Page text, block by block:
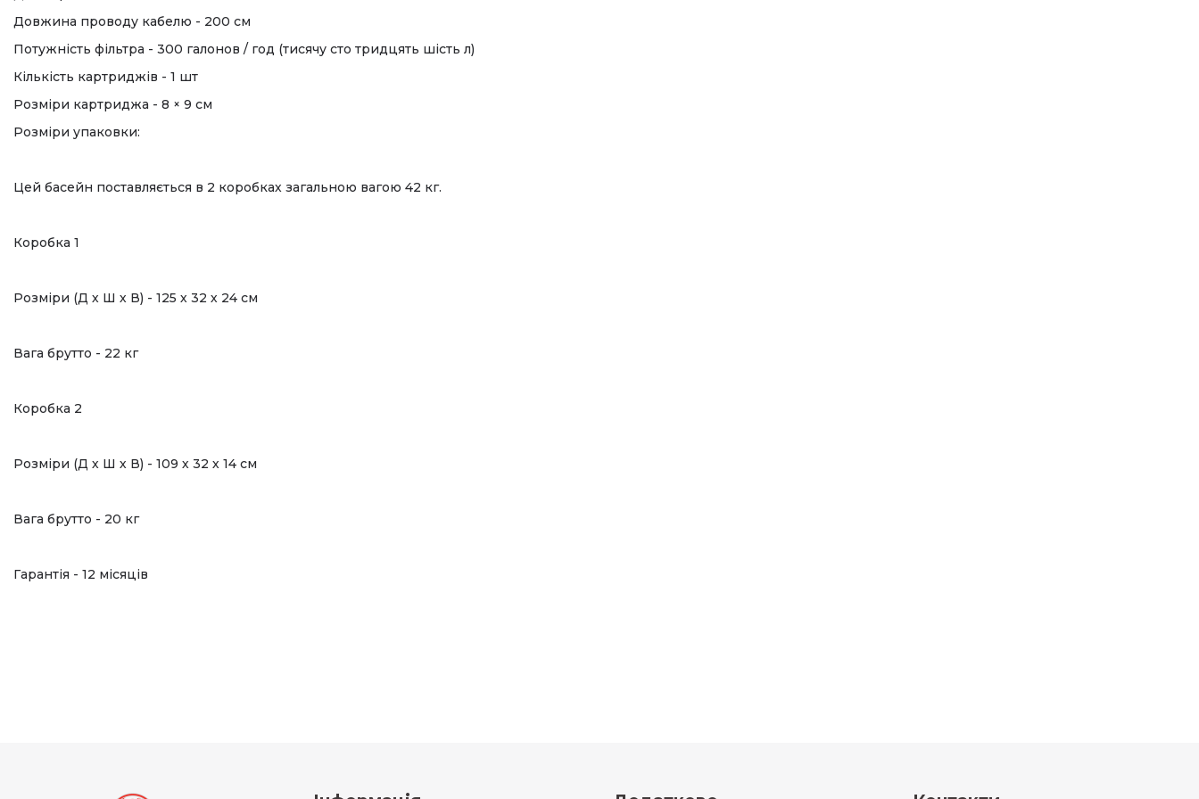
Довжина проводу кабелю - 200 см
Потужність фільтра - 300 галонов / год (тисячу сто тридцять шість л)
Кількість картриджів - 1 шт
Розміри картриджа - 8 × 9 см
Розміри упаковки:
Цей басейн поставляється в 2 коробках загальною вагою 42 кг.
Коробка 1
Розміри (Д х Ш х В) - 125 х 32 х 24 см
Вага брутто - 22 кг
Коробка 2
Розміри (Д х Ш х В) - 109 х 32 х 14 см
Вага брутто - 20 кг
Гарантія - 12 місяців